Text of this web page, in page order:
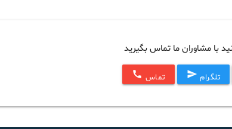
با مشاوران ما تماس بگیرید
تلگرام send تماس call